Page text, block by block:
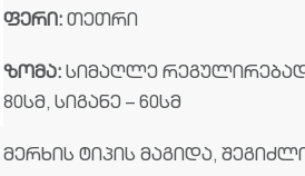
ფერი: თეთრი
ზომა: სიმაღლე რეგულირებადი
80სმ, სიგანე – 60სმ
მერხის ტიპის მაგიდა,